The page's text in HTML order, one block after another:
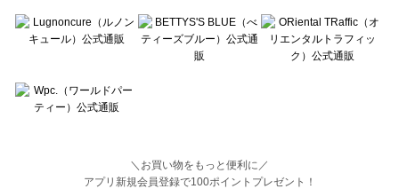
＼お買い物をもっと便利に／
アプリ新規会員登録で100ポイントプレゼント！